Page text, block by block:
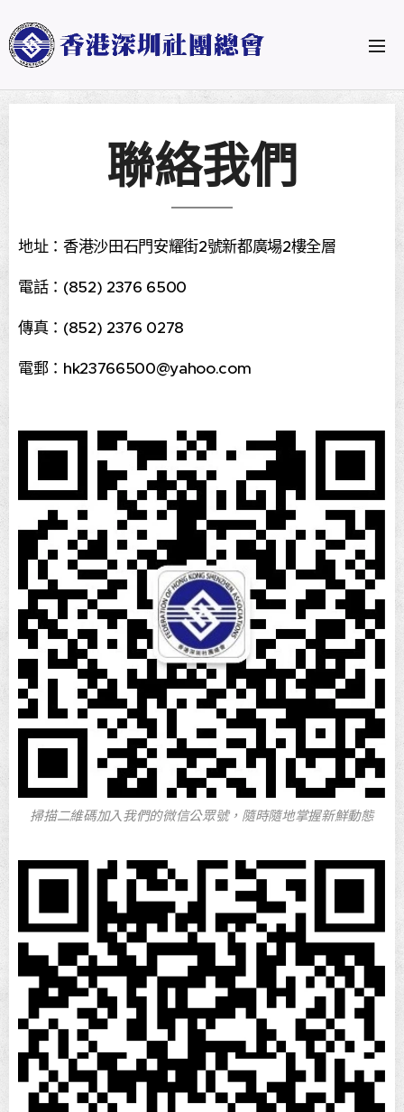
聯絡我們
地址：香港沙田石門安耀街2號新都廣場2樓全層
電話：(852) 2376 6500
傳真：(852) 2376 0278
電郵：hk23766500@yahoo.com
掃描二維碼加入我們的微信公眾號，隨時隨地掌握新鮮動態